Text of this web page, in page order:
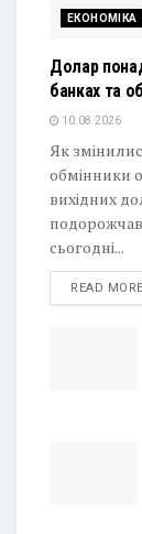
ЕКОНОМІКА
Долар
банках та
10.08.2026
Як
обмінники
вихідних
сьогодні...
READ MORE